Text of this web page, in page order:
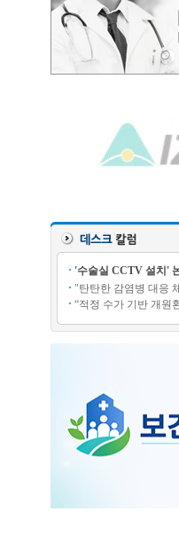
'수술실 CCTV 설치'
"탄탄한 감염병 대응
“적정 수가 기반 개원